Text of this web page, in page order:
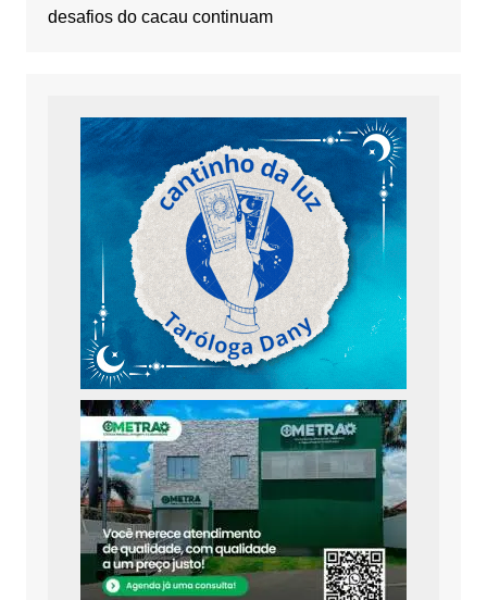
desafios do cacau continuam